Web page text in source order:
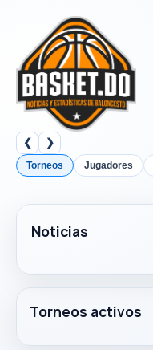
❮ ❯
Torneos Jugadores
Noticias
Torneos activos